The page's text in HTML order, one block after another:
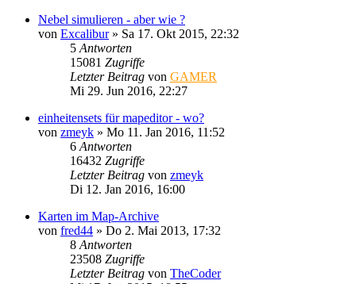
Nebel simulieren - aber wie ?
von Excalibur» Sa 17. Okt 2015, 22:32
5 Antworten
15081 Zugriffe
Letzter Beitrag von GAMER
Mi 29. Jun 2016, 22:27
einheitensets für mapeditor - wo?
von zmeyk » Mo 11. Jan 2016, 11:52
6 Antworten
16432 Zugriffe
Letzter Beitrag von zmeyk
Di 12. Jan 2016, 16:00
Karten im Map-Archive
von fred44 » Do 2. Mai 2013, 17:32
8 Antworten
23508 Zugriffe
Letzter Beitrag von TheCoder